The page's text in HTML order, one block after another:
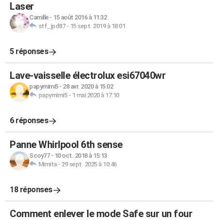
Laser
Camille- 15 août 2016 à 11:32
stf_jpd87- 15 sept. 2019 à 18:01
5 réponses
Lave-vaisselle électrolux esi67040wr
papymimi5- 28 avr. 2020 à 15:02
papymimi5- 1 mai 2020 à 17:10
6 réponses
Panne Whirlpool 6th sense
Scoy77- 10 oct. 2018 à 15:13
Mimita- 29 sept. 2025 à 10:46
18 réponses
Comment enlever le mode Safe sur un four